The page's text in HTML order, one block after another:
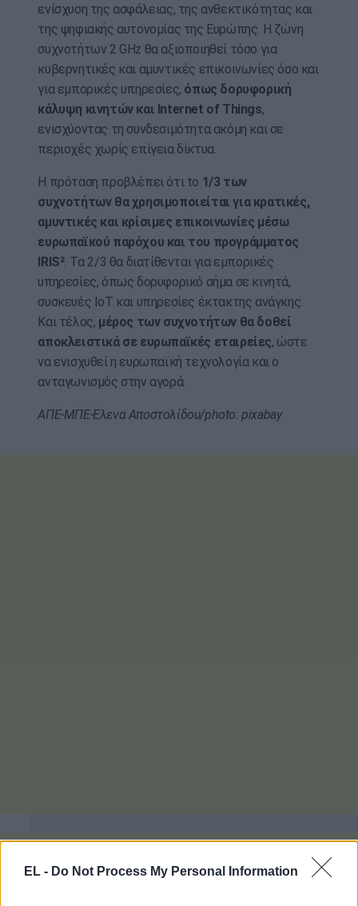
EL - Do Not Process My Personal Information
ενίσχυση της ασφάλειας, της ανθεκτικότητας και
της ψηφιακής αυτονομίας της Ευρώπης. Η ζώνη
συχνοτήτων 2 GHz θα αξιοποιηθεί τόσο για
κυβερνητικές και αμυντικές επικοινωνίες όσο και
για εμπορικές υπηρεσίες, όπως δορυφορική
κάλυψη κινητών και Internet of Things,
ενισχύοντας τη συνδεσιμότητα ακόμη και σε
περιοχές χωρίς επίγεια δίκτυα.
Η πρόταση προβλέπει ότι tο 1/3 των
συχνοτήτων θα χρησιμοποιείται για κρατικές,
αμυντικές και κρίσιμες επικοινωνίες μέσω
ευρωπαϊκού παρόχου και του προγράμματος
IRIS². Tα 2/3 θα διατίθενται για εμπορικές
υπηρεσίες, όπως δορυφορικό σήμα σε κινητά,
συσκευές IoT και υπηρεσίες έκτακτης ανάγκης.
Και τέλος, μέρος των συχνοτήτων θα δοθεί
αποκλειστικά σε ευρωπαϊκές εταιρείες, ώστε
να ενισχυθεί η ευρωπαϊκή τεχνολογία και ο
ανταγωνισμός στην αγορά.
ΑΠΕ-ΜΠΕ-Ελενα Αποστολίδου/photo: pixabay